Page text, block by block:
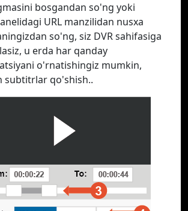
bosgandan so'ng yoki
URL manzilidan nusxa
so'ng, siz DVR sahifasiga
u erda har qanday
o'rnatishingiz mumkin,
subtitrlar qo'shish..